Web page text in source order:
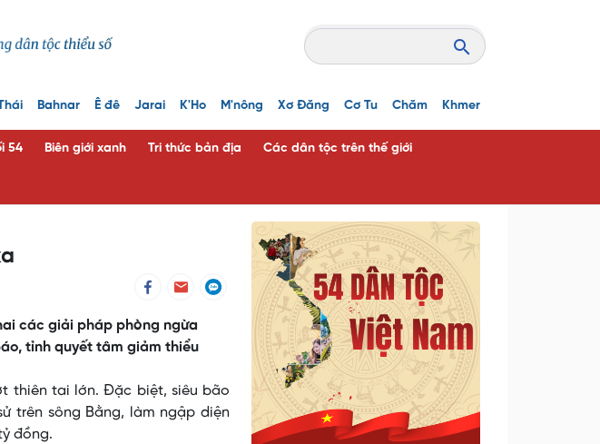
Bahnar Ê đê Jarai K'Ho M'nông Xơ Đăng Cơ Tu Chăm Khmer
54 Biên giới xanh Tri thức bản địa Các dân tộc trên thế giới
các giải pháp phòng ngừa
tỉnh quyết tâm giảm thiểu
thiên tai lớn. Đặc biệt, siêu bão
trên sông Bằng, làm ngập diện
đồng.